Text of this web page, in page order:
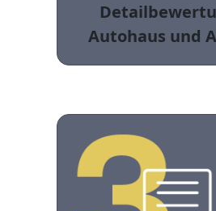
Autohaus und